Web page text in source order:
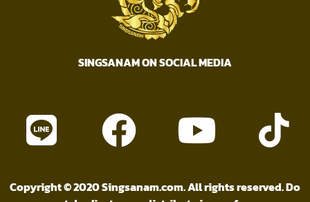
SINGSANAM ON SOCIAL MEDIA
Copyright © 2020 Singsanam.com. All rights reserved. Do